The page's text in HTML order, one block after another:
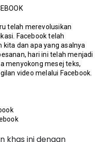
telah merevolusikan
Facebook telah
dan apa yang asalnya
hari ini telah menjadi
menyokong mesej teks,
video melalui Facebook.
khas ini dengan